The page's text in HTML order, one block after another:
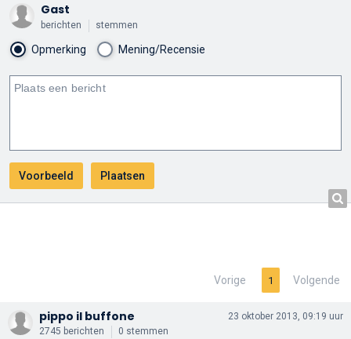
Gast
berichten stemmen
Opmerking Mening/Recensie
Vorige 1 Volgende
pippo il buffone
2745 berichten 0 stemmen
23 oktober 2013, 09:19 uur